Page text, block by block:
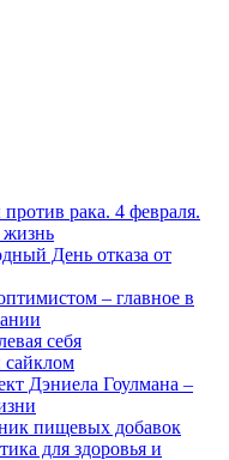
рака. 4 февраля.
жизнь
День отказа от
– главное в
себя
сайклом
Дэниела Гоулмана –
пищевых добавок
для здоровья и